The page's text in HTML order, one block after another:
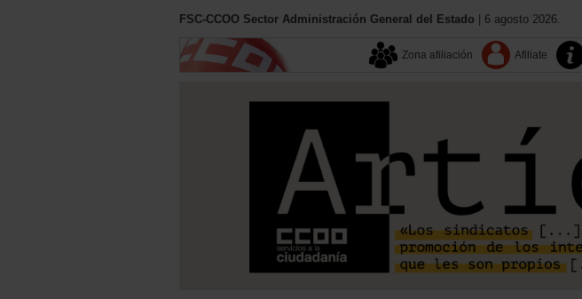
FSC-CCOO Sector Administración General del Estado | 6 agosto 2026.
Zona afiliación Afiliate